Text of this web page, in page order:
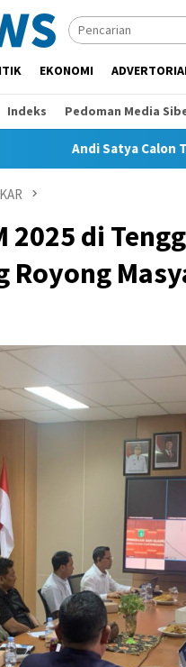
EKONOMI
Indeks Pedoman Media
Andi Satya Calon Tunggal
2025 di
Royong